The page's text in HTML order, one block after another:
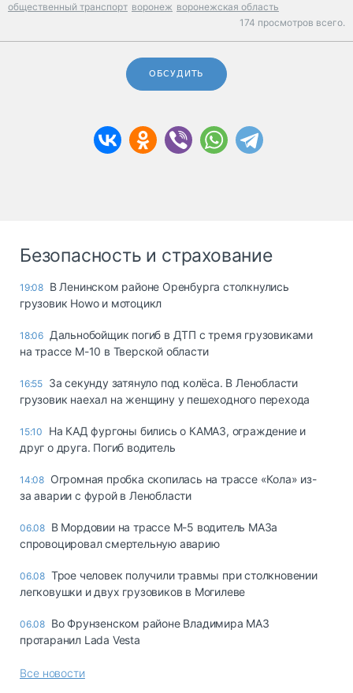
общественный транспорт воронеж воронежская область
174 просмотров всего.
ОБСУДИТЬ
Безопасность и страхование
19:08 В Ленинском районе Оренбурга столкнулись
грузовик Howo и мотоцикл
18:06 Дальнобойщик погиб в ДТП с тремя грузовиками
на трассе М-10 в Тверской области
16:55 За секунду затянуло под колёса. В Ленобласти
грузовик наехал на женщину у пешеходного перехода
15:10
На КАД фургоны бились о КАМАЗ, ограждение и
друг о друга. Погиб водитель
14:08 Огромная пробка скопилась на трассе «Кола» из-
за аварии с фурой в Ленобласти
06.08 В Мордовии на трассе М-5 водитель МАЗа
спровоцировал смертельную аварию
06.08 Трое человек получили травмы при столкновении
легковушки и двух грузовиков в Могилеве
06.08 Во Фрунзенском районе Владимира МАЗ
протаранил Lada Vesta
Все новости